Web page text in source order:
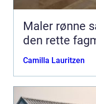
Maler rønne sådan vælger du
den rette
Camilla Lauritzen